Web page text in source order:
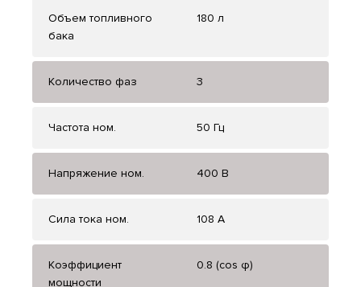
Объем топливного
бака
180 л
Количество фаз 3
Частота ном. 50 Гц
Напряжение ном. 400 В
Сила тока ном. 108 А
Коэффициент
мощности
0.8 (cos φ)